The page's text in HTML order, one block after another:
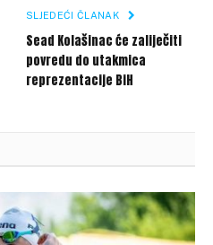
SLJEDEĆI ČLANAK
Sead Kolašinac će zaliječiti
povredu do utakmica
reprezentacije BiH